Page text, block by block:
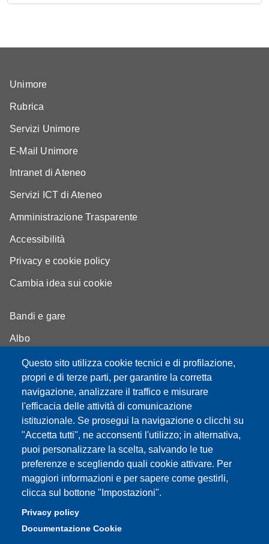
Questo sito utilizza cookie tecnici e di profilazione,
propri e di terze parti, per garantire la corretta
navigazione, analizzare il traffico e misurare
l'efficacia delle attività di comunicazione
istituzionale. Se prosegui la navigazione o clicchi su
"Accetta tutti", ne acconsenti l'utilizzo; in alternativa,
puoi personalizzare la scelta, salvando le tue
preferenze e scegliendo quali cookie attivare. Per
maggiori informazioni e per sapere come gestirli,
clicca sul bottone "Impostazioni".
Privacy policy
Documentazione Cookie
Unimore
Rubrica
Servizi Unimore
E-Mail Unimore
Intranet di Ateneo
Servizi ICT di Ateneo
Amministrazione Trasparente
Accessibilità
Privacy e cookie policy
Cambia idea sui cookie
Bandi e gare
Albo
Moodle - didattica online
Mappa del sito
Partita IVA: 00427620364
Dipartimento di Scienze
Mediche e Chirurgiche, Materno – Infantili e dell’Adulto
Sede: Via del Pozzo 71 - 41124 Modena
PEC: dipsmechimai@pec.unimore.it
Tel: 059 4223028